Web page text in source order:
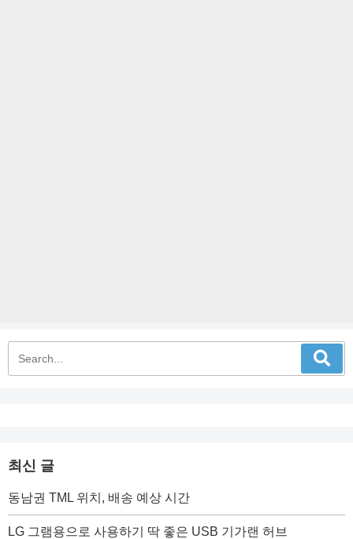
최신 글
동남권 TML 위치, 배송 예상 시간
LG 그램용으로 사용하기 딱 좋은 USB 기가랜 허브